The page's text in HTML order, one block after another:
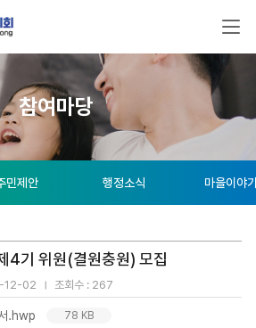
참여마당
민제안 행정소식 마을이야
4기 위원(결원충원) 모집
12-02 조회수 : 267
.hwp 78 KB